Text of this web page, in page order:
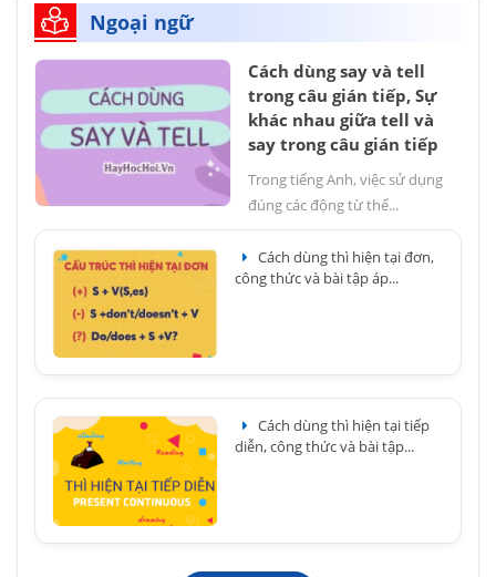
Ngoại ngữ
Cách dùng say và tell
trong câu gián tiếp, Sự
khác nhau giữa tell và
say trong câu gián tiếp
Trong tiếng Anh, việc sử dụng
đúng các động từ thể...
Cách dùng thì hiện tại đơn,
công thức và bài tập áp...
Cách dùng thì hiện tại tiếp
diễn, công thức và bài tập...